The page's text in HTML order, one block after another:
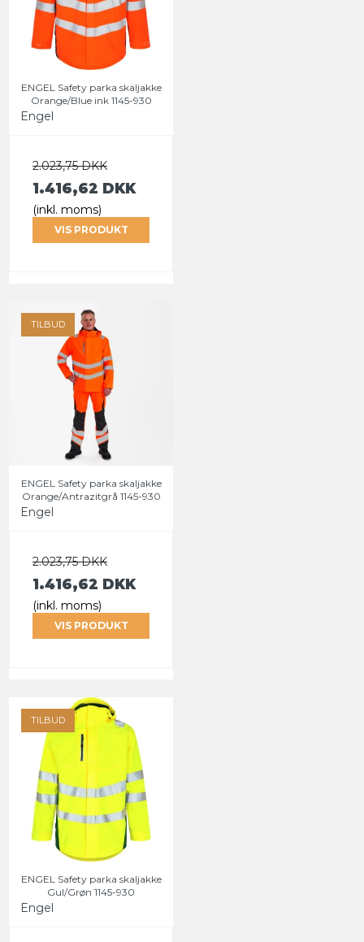
ENGEL Safety parka skaljakke
Orange/Blue ink 1145-930
Engel
2.023,75 DKK
1.416,62 DKK
(inkl. moms)
VIS PRODUKT
TILBUD
ENGEL Safety parka skaljakke
Orange/Antrazitgrå 1145-930
Engel
2.023,75 DKK
1.416,62 DKK
(inkl. moms)
VIS PRODUKT
TILBUD
ENGEL Safety parka skaljakke
Gul/Grøn 1145-930
Engel